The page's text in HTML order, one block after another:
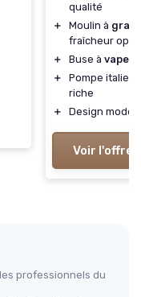
qualité
＋
Moulin à
fraîcheur
＋
Buse à vapeur
＋
Pompe
riche
＋
Design
Voir l'offre
professionnels du